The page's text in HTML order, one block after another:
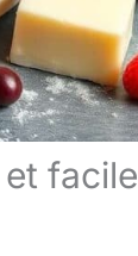
facile